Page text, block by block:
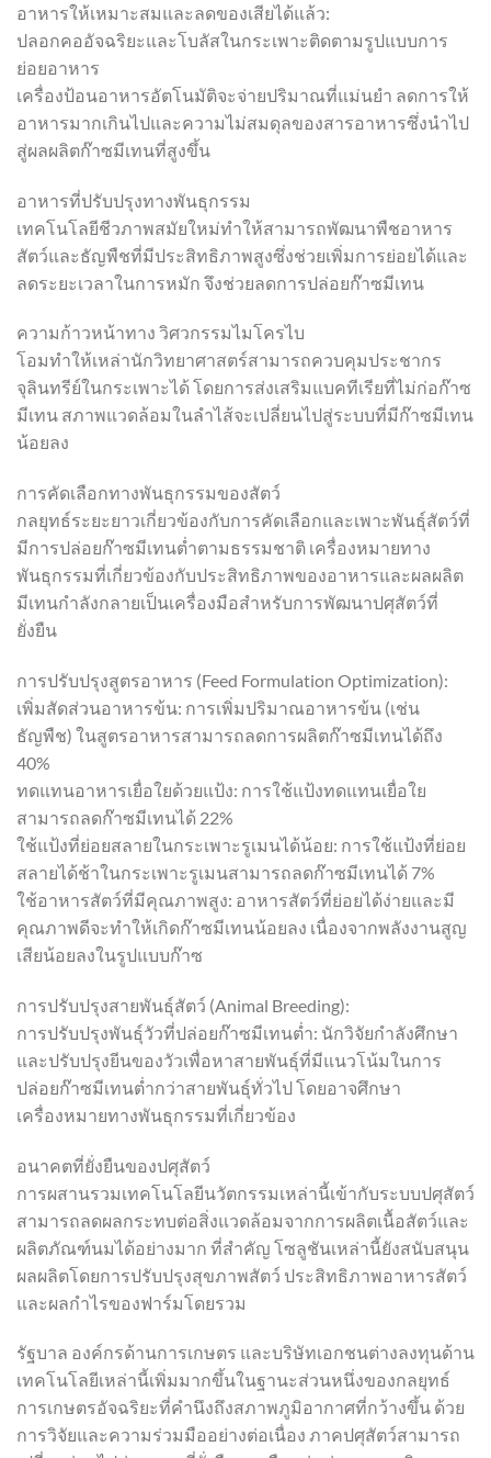
อาหารให้เหมาะสมและลดของเสียได้แล้ว:
ปลอกคออัจฉริยะและโบลัสในกระเพาะติดตามรูปแบบการ
ย่อยอาหาร
เครื่องป้อนอาหารอัตโนมัติจะจ่ายปริมาณที่แม่นยำ ลดการให้
อาหารมากเกินไปและความไม่สมดุลของสารอาหารซึ่งนำไป
สู่ผลผลิตก๊าซมีเทนที่สูงขึ้น
อาหารที่ปรับปรุงทางพันธุกรรม
เทคโนโลยีชีวภาพสมัยใหม่ทำให้สามารถพัฒนาพืชอาหาร
สัตว์และธัญพืชที่มีประสิทธิภาพสูงซึ่งช่วยเพิ่มการย่อยได้และ
ลดระยะเวลาในการหมัก จึงช่วยลดการปล่อยก๊าซมีเทน
ความก้าวหน้าทาง วิศวกรรมไมโครไบ
โอมทำให้เหล่านักวิทยาศาสตร์สามารถควบคุมประชากร
จุลินทรีย์ในกระเพาะได้ โดยการส่งเสริมแบคทีเรียที่ไม่ก่อก๊าซ
มีเทน สภาพแวดล้อมในลำไส้จะเปลี่ยนไปสู่ระบบที่มีก๊าซมีเทน
น้อยลง
การคัดเลือกทางพันธุกรรมของสัตว์
กลยุทธ์ระยะยาวเกี่ยวข้องกับการคัดเลือกและเพาะพันธุ์สัตว์ที่
มีการปล่อยก๊าซมีเทนต่ำตามธรรมชาติ เครื่องหมายทาง
พันธุกรรมที่เกี่ยวข้องกับประสิทธิภาพของอาหารและผลผลิต
มีเทนกำลังกลายเป็นเครื่องมือสำหรับการพัฒนาปศุสัตว์ที่
ยั่งยืน
การปรับปรุงสูตรอาหาร (Feed Formulation Optimization):
เพิ่มสัดส่วนอาหารข้น: การเพิ่มปริมาณอาหารข้น (เช่น
ธัญพืช) ในสูตรอาหารสามารถลดการผลิตก๊าซมีเทนได้ถึง
40%
ทดแทนอาหารเยื่อใยด้วยแป้ง: การใช้แป้งทดแทนเยื่อใย
สามารถลดก๊าซมีเทนได้ 22%
ใช้แป้งที่ย่อยสลายในกระเพาะรูเมนได้น้อย: การใช้แป้งที่ย่อย
สลายได้ช้าในกระเพาะรูเมนสามารถลดก๊าซมีเทนได้ 7%
ใช้อาหารสัตว์ที่มีคุณภาพสูง: อาหารสัตว์ที่ย่อยได้ง่ายและมี
คุณภาพดีจะทำให้เกิดก๊าซมีเทนน้อยลง เนื่องจากพลังงานสูญ
เสียน้อยลงในรูปแบบก๊าซ
การปรับปรุงสายพันธุ์สัตว์ (Animal Breeding):
การปรับปรุงพันธุ์วัวที่ปล่อยก๊าซมีเทนต่ำ: นักวิจัยกำลังศึกษา
และปรับปรุงยีนของวัวเพื่อหาสายพันธุ์ที่มีแนวโน้มในการ
ปล่อยก๊าซมีเทนต่ำกว่าสายพันธุ์ทั่วไป โดยอาจศึกษา
เครื่องหมายทางพันธุกรรมที่เกี่ยวข้อง
อนาคตที่ยั่งยืนของปศุสัตว์
การผสานรวมเทคโนโลยีนวัตกรรมเหล่านี้เข้ากับระบบปศุสัตว์
สามารถลดผลกระทบต่อสิ่งแวดล้อมจากการผลิตเนื้อสัตว์และ
ผลิตภัณฑ์นมได้อย่างมาก ที่สำคัญ โซลูชันเหล่านี้ยังสนับสนุน
ผลผลิตโดยการปรับปรุงสุขภาพสัตว์ ประสิทธิภาพอาหารสัตว์
และผลกำไรของฟาร์มโดยรวม
รัฐบาล องค์กรด้านการเกษตร และบริษัทเอกชนต่างลงทุนด้าน
เทคโนโลยีเหล่านี้เพิ่มมากขึ้นในฐานะส่วนหนึ่งของกลยุทธ์
การเกษตรอัจฉริยะที่คำนึงถึงสภาพภูมิอากาศที่กว้างขึ้น ด้วย
การวิจัยและความร่วมมืออย่างต่อเนื่อง ภาคปศุสัตว์สามารถ